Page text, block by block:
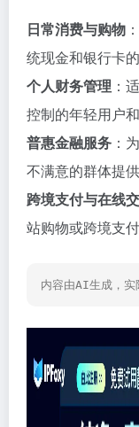
日常消费与购物
统现金和银行卡
个人财务管理 ：
控制的年轻用户
普惠金融服务 ：
不满意的群体提
跨境支付与在线
站购物或跨境支
内容由AI生成，实